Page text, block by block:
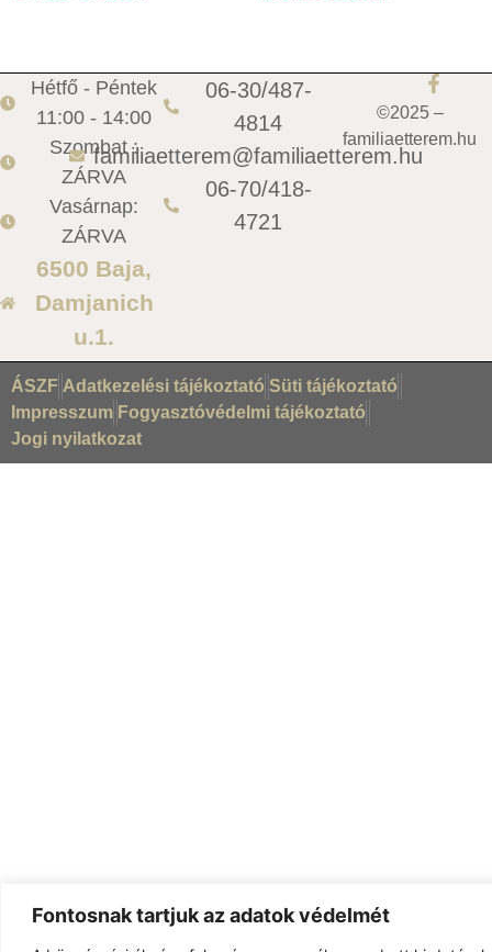
Fontosnak tartjuk az adatok védelmét
Hétfő - Péntek
11:00 - 14:00
Szombat :
ZÁRVA
Vasárnap:
ZÁRVA
6500 Baja,
Damjanich
u.1.
06-30/487-
4814
familiaetterem@familiaetterem.hu
06-70/418-
4721
©2025 –
familiaetterem.hu
ÁSZF Adatkezelési tájékoztató Süti tájékoztató
Impresszum Fogyasztóvédelmi tájékoztató
Jogi nyilatkozat